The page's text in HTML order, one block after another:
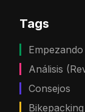
Tags
Empezando
Análisis
Consejos
Bikepacking